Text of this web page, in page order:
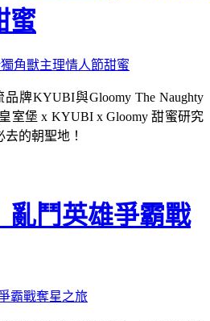
蜜
牌KYUBI與Gloomy The Naughty
室堡 x KYUBI x Gloomy 甜蜜研究
的朝聖地！
亂鬥英雄爭霸戰